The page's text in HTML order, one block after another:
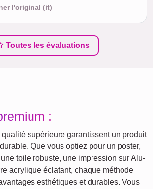
l'original (it)
Toutes les évaluations
:
qualité supérieure garantissent un produit
Que vous optiez pour un poster,
toile robuste, une impression sur Alu-
acrylique éclatant, chaque méthode
esthétiques et durables. Vous